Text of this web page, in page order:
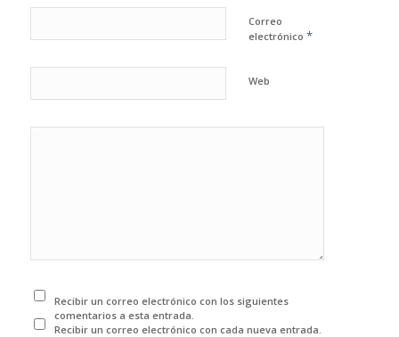
Correo
electrónico *
Web
Recibir un correo electrónico con los siguientes
comentarios a esta entrada.
Recibir un correo electrónico con cada nueva entrada.